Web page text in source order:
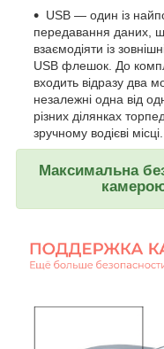
USB — один із
передавання даних,
взаємодіяти із
USB флешок. До
входить відразу два
незалежні одна від
різних ділянках
зручному водієві місці.
Максимальна